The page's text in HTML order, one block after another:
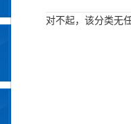
对不起，该分类无